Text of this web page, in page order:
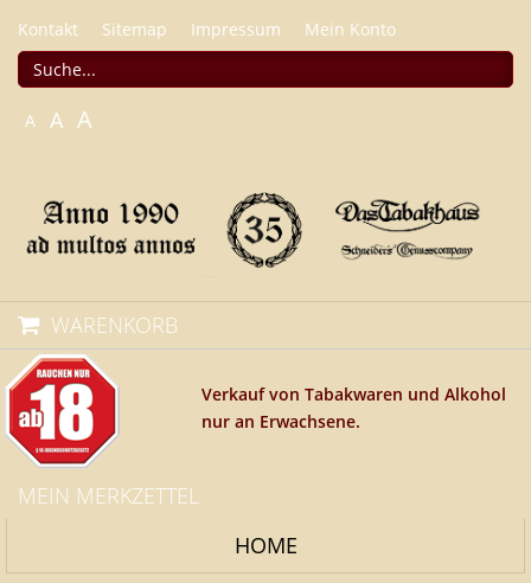
Kontakt Sitemap Impressum Mein Konto
A A A
WARENKORB
Verkauf von Tabakwaren und Alkohol
nur an Erwachsene.
MEIN MERKZETTEL
HOME